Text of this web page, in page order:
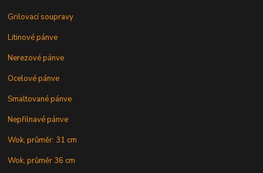
Grilovací soupravy
Litinové pánve
Nerezové pánve
Ocelové pánve
Smaltované pánve
Nepřilnavé pánve
Wok, průměr: 31 cm
Wok, průměr 36 cm